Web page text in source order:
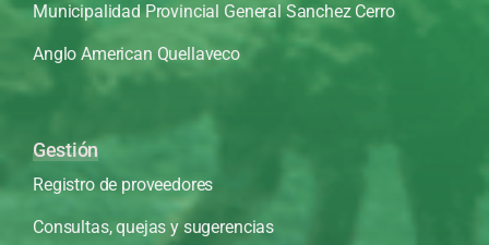
Municipalidad Provincial General Sanchez Cerro
Anglo American Quellaveco
Gestión
Registro de proveedores
Consultas, quejas y sugerencias